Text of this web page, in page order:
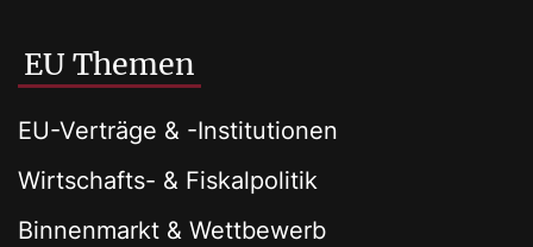
EU Themen
EU-Verträge & -Institutionen
Wirtschafts- & Fiskalpolitik
Binnenmarkt & Wettbewerb